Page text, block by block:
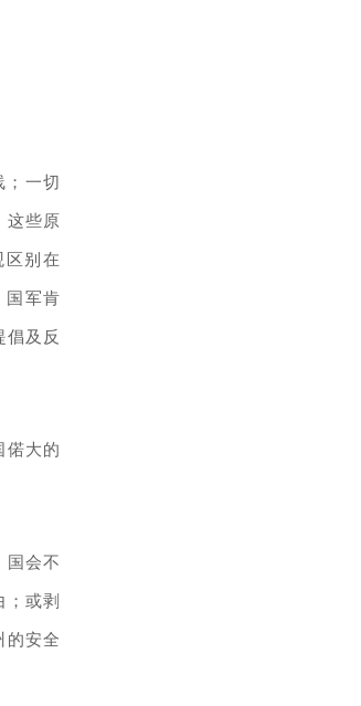
；一切
这些原
别在
国军肯
倡及反
偌大的
国会不
；或剥
的安全